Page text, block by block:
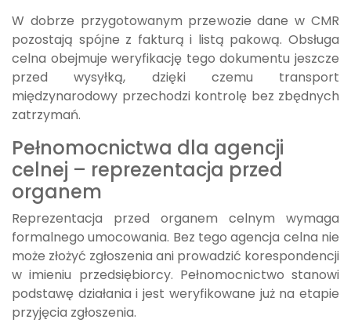
W dobrze przygotowanym przewozie dane w CMR
pozostają spójne z fakturą i listą pakową. Obsługa
celna obejmuje weryfikację tego dokumentu jeszcze
przed wysyłką, dzięki czemu transport
międzynarodowy przechodzi kontrolę bez zbędnych
zatrzymań.
Pełnomocnictwa dla agencji
celnej – reprezentacja przed
organem
Reprezentacja przed organem celnym wymaga
formalnego umocowania. Bez tego agencja celna nie
może złożyć zgłoszenia ani prowadzić korespondencji
w imieniu przedsiębiorcy. Pełnomocnictwo stanowi
podstawę działania i jest weryfikowane już na etapie
przyjęcia zgłoszenia.